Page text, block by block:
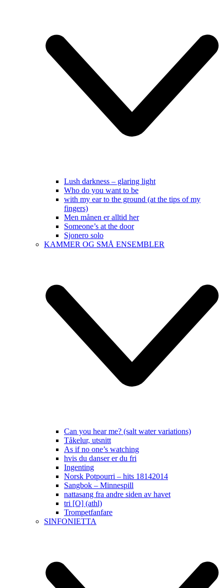
Lush darkness – glaring light
Who do you want to be
with my ear to the ground (at the tips of my
fingers)
Men månen er alltid her
Someone’s at the door
Sjonero solo
KAMMER OG SMÅ ENSEMBLER
Can you hear me? (salt water variations)
Tåkelur, utsnitt
As if no one’s watching
hvis du danser er du fri
Ingenting
Norsk Potpourri – hits 18142014
Sangbok – Minnespill
nattasang fra andre siden av havet
tri [O] (athl)
Trompetfanfare
SINFONIETTA